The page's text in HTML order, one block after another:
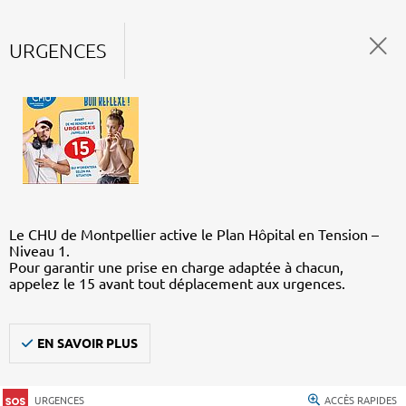
URGENCES
Le CHU de Montpellier active le Plan Hôpital en Tension –
Niveau 1.
Pour garantir une prise en charge adaptée à chacun,
appelez le 15 avant tout déplacement aux urgences.
EN SAVOIR PLUS
URGENCES ACCÈS RAPIDES